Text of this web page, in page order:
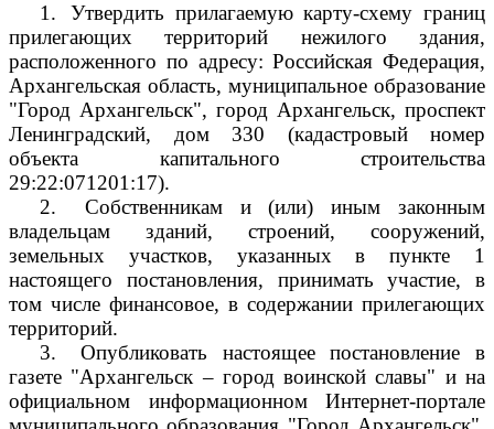
1.
Утвердить прилагаемую карту-схему границ
прилегающих территорий нежилого здания,
расположенного по адресу: Российская Федерация,
Архангельская область, муниципальное образование
"Город Архангельск", город Архангельск, проспект
Ленинградский, дом 330 (кадастровый номер
объекта капитального строительства
29:22:071201:17).
2.
Собственникам и (или) иным законным
владельцам зданий, строений, сооружений,
земельных участков, указанных в пункте 1
настоящего постановления, принимать участие, в
том числе финансовое, в содержании прилегающих
территорий.
3.
Опубликовать настоящее постановление в
газете "Архангельск – город воинской славы" и на
официальном информационном Интернет-портале